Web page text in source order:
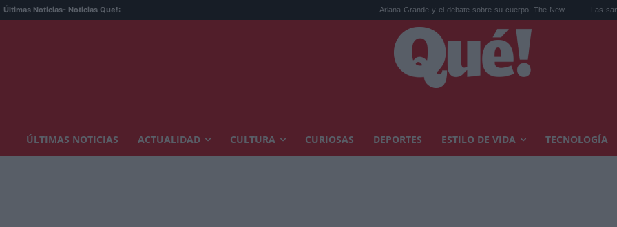
Últimas Noticias- Noticias Que!: Ariana Grande y el debate sobre su cuerpo: The New... Las sandalias de los
ÚLTIMAS NOTICIAS ACTUALIDAD CULTURA CURIOSAS DEPORTES ESTILO DE VIDA TECNOLOGÍA